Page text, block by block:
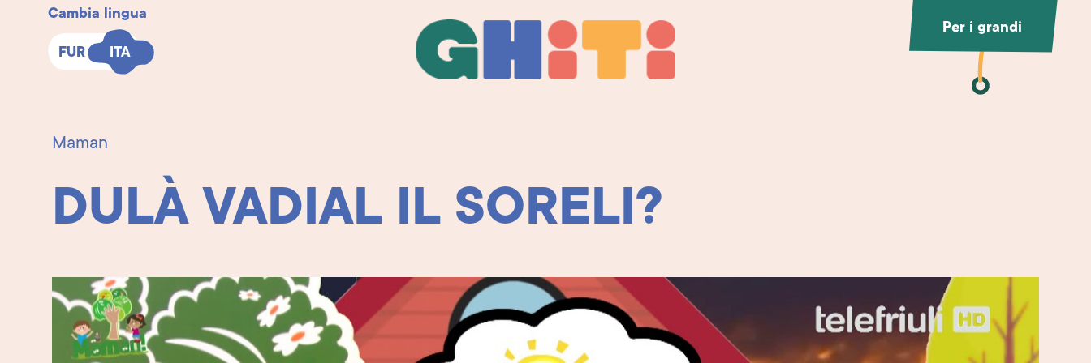
Cambia lingua
FUR ITA
FUR ITA Ghiti
Ghiti Per i grandi
Maman
DULÀ VADIAL IL SORELI?